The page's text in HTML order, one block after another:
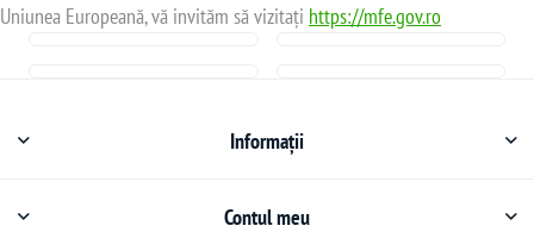
Uniunea Europeană, vă invităm să vizitați https://mfe.gov.ro
Informații
Contul meu